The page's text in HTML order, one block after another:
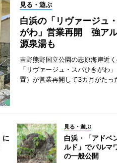
見る・遊ぶ
白浜の「リヴァージュ
がわ」営業再開 強ア
源泉湯も
吉野熊野国立公園の志原海岸近
「リヴァージュ・スパひきがわ
置）が営業再開して3カ月がたっ
に
見る・遊ぶ
白浜・「アドベ
ルド」でパルマ
の一般公開